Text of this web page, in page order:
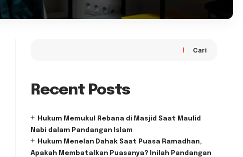
Cari
Recent Posts
Hukum Memukul Rebana di Masjid Saat Maulid
Nabi dalam Pandangan Islam
Hukum Menelan Dahak Saat Puasa Ramadhan,
Apakah Membatalkan Puasanya? Inilah Pandangan